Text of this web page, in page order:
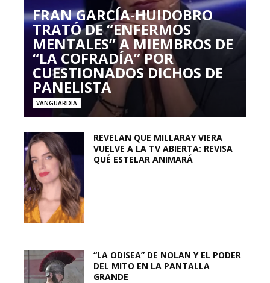
FRAN GARCÍA-HUIDOBRO
TRATÓ DE “ENFERMOS
MENTALES” A MIEMBROS DE
“LA COFRADÍA” POR
CUESTIONADOS DICHOS DE
PANELISTA
VANGUARDIA
REVELAN QUE MILLARAY VIERA
VUELVE A LA TV ABIERTA: REVISA
QUÉ ESTELAR ANIMARÁ
“LA ODISEA” DE NOLAN Y EL PODER
DEL MITO EN LA PANTALLA
GRANDE